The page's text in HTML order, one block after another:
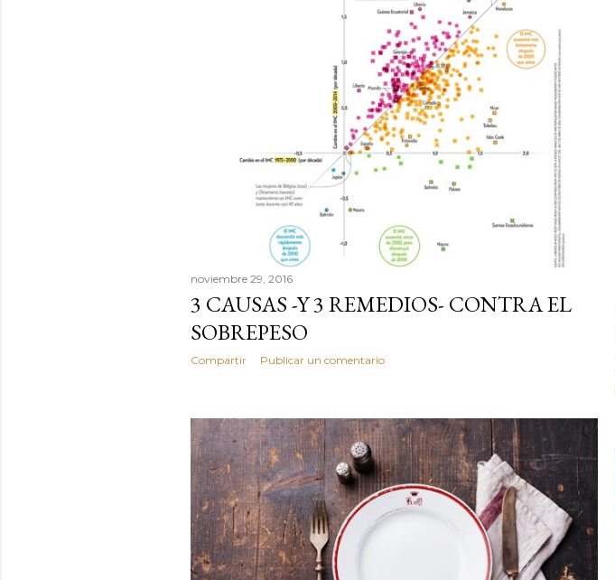
noviembre 29, 2016
3 CAUSAS -Y 3 REMEDIOS- CONTRA EL
SOBREPESO
Compartir Publicar un comentario